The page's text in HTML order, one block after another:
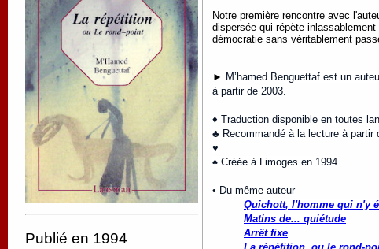
Publié en 1994
Notre première rencontre avec
dispersée qui répète
démocratie sans véritablement
► M’hamed Benguettaf est un
à partir de 2003.
♦ Traduction disponible en toutes
♣ Recommandé à la lecture à partir
♥
♠ Créée à Limoges en 1994
• Du même auteur
Quichott, l'homme qui n'y
Matins de... quiétude
Arrêt fixe